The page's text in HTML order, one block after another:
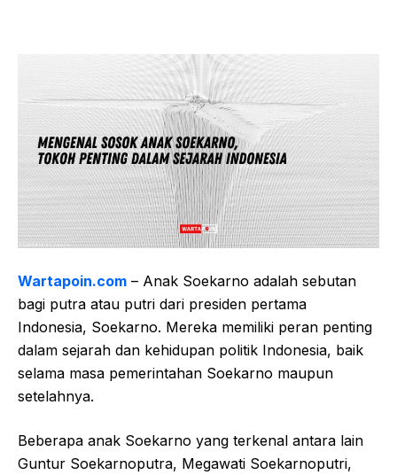
Wartapoin.com – Anak Soekarno adalah sebutan
bagi putra atau putri dari presiden pertama
Indonesia, Soekarno. Mereka memiliki peran penting
dalam sejarah dan kehidupan politik Indonesia, baik
selama masa pemerintahan Soekarno maupun
setelahnya.
Beberapa anak Soekarno yang terkenal antara lain
Guntur Soekarnoputra, Megawati Soekarnoputri,